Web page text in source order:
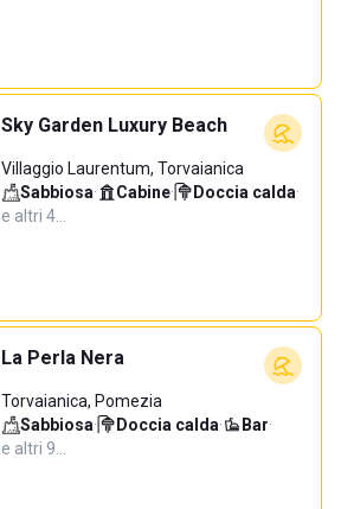
Sky Garden Luxury Beach
Villaggio Laurentum, Torvaianica
Sabbiosa· Cabine· Doccia calda·
e altri 4…
La Perla Nera
Torvaianica, Pomezia
Sabbiosa· Doccia calda· Bar·
e altri 9…